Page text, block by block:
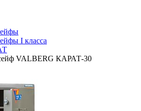
I класса
VALBERG КАРАТ-30